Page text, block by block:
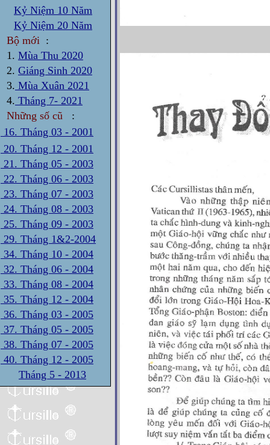
Kỷ Niệm 10 Năm
Kỷ Niệm 20 Năm
Bộ mới :
1. Mùa Thu 2020
2. Giáng Sinh 2020
3. Mùa Xuân 2021
4. Tháng 7- 2021
Những số cũ
:
16. Tháng 03 - 2001
20. Tháng 12 - 2001
21. Tháng 05 - 2003
22. Tháng 06 - 2003
23. Tháng 07 - 2003
24. Tháng 08 - 2003
25. Tháng 09 - 2003
29. Tháng 1&2-2004
34. Tháng 10 - 2004
32. Tháng 06 - 2004
33. Tháng 08 - 2004
35. Tháng 12 - 2004
36. Tháng 03 - 2005
37. Tháng 05 - 2005
38. Tháng 07 - 2005
40. Tháng 12 - 2005
Tháng 5 - 2013